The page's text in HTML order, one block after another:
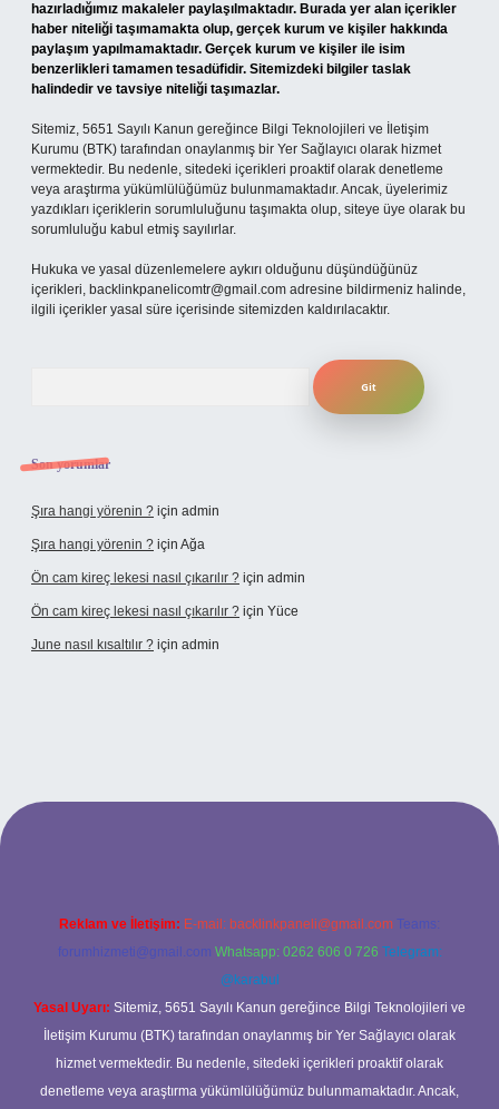
hazırladığımız makaleler paylaşılmaktadır. Burada yer alan içerikler
haber niteliği taşımamakta olup, gerçek kurum ve kişiler hakkında
paylaşım yapılmamaktadır. Gerçek kurum ve kişiler ile isim
benzerlikleri tamamen tesadüfidir. Sitemizdeki bilgiler taslak
halindedir ve tavsiye niteliği taşımazlar.
Sitemiz, 5651 Sayılı Kanun gereğince Bilgi Teknolojileri ve İletişim
Kurumu (BTK) tarafından onaylanmış bir Yer Sağlayıcı olarak hizmet
vermektedir. Bu nedenle, sitedeki içerikleri proaktif olarak denetleme
veya araştırma yükümlülüğümüz bulunmamaktadır. Ancak, üyelerimiz
yazdıkları içeriklerin sorumluluğunu taşımakta olup, siteye üye olarak bu
sorumluluğu kabul etmiş sayılırlar.
Hukuka ve yasal düzenlemelere aykırı olduğunu düşündüğünüz
içerikleri, backlinkpanelicomtr@gmail.com adresine bildirmeniz halinde,
ilgili içerikler yasal süre içerisinde sitemizden kaldırılacaktır.
Son yorumlar
Şıra hangi yörenin ? için admin
Şıra hangi yörenin ? için Ağa
Ön cam kireç lekesi nasıl çıkarılır ? için admin
Ön cam kireç lekesi nasıl çıkarılır ? için Yüce
June nasıl kısaltılır ? için admin
giriş
Reklam ve İletişim: E-mail: backlinkpaneli@gmail.com Teams:
forumhizmeti@gmail.com Whatsapp: 0262 606 0 726 Telegram:
@karabul
Yasal Uyarı: Sitemiz, 5651 Sayılı Kanun gereğince Bilgi Teknolojileri ve
İletişim Kurumu (BTK) tarafından onaylanmış bir Yer Sağlayıcı olarak
hizmet vermektedir. Bu nedenle, sitedeki içerikleri proaktif olarak
denetleme veya araştırma yükümlülüğümüz bulunmamaktadır. Ancak,